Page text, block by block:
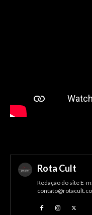
Rota Cult
Redação do site E-